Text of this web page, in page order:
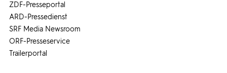
ZDF-Presseportal
ARD-Pressedienst
SRF Media Newsroom
ORF-Presseservice
Trailerportal